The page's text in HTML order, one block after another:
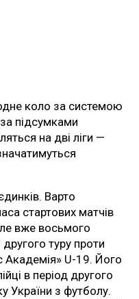
коло за системою
підсумками
на дві ліги —
Варто
стартових матчів
вже восьмого
другого туру проти
Академія» U-19. Його
в період другого
України з футболу.